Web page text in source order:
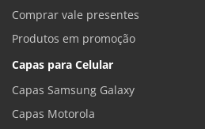
Comprar vale presentes
Produtos em promoção
Capas para Celular
Capas Samsung Galaxy
Capas Motorola